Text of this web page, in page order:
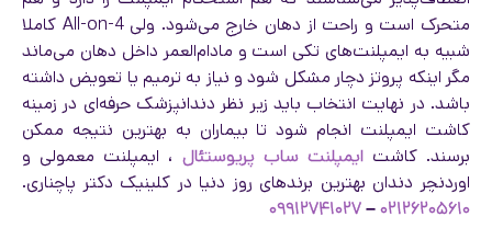
متحرک است و راحت از دهان خارج می‌شود. ولی All-on-4 کاملا
شبیه به ایمپلنت‌های تکی است و مادام‌العمر داخل دهان می‌ماند
مگر اینکه پروتز دچار مشکل شود و نیاز به ترمیم یا تعویض داشته
باشد. در نهایت انتخاب باید زیر نظر دندانپزشک حرفه‌ای در زمینه
کاشت ایمپلنت انجام شود تا بیماران به بهترین نتیجه ممکن
برسند. کاشتایمپلنت ساب پریوستئال ، ایمپلنت معمولی و
اوردنچر دندان بهترین برندهای روز دنیا در کلینیک دکتر پاچناری.
۰۲۱۲۶۲۰۵۶۱۰–۰۹۹۱۲۷۴۱۰۲۷